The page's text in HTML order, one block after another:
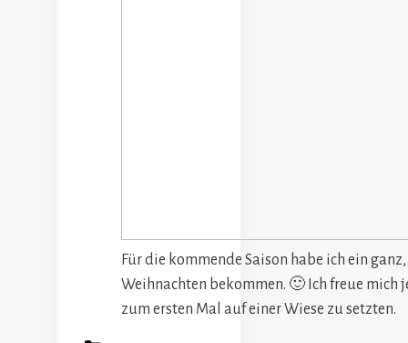
Für die kommende Saison habe ich ein
Weihnachten bekommen. 🙂 Ich freue mich
zum ersten Mal auf einer Wiese zu setzten.